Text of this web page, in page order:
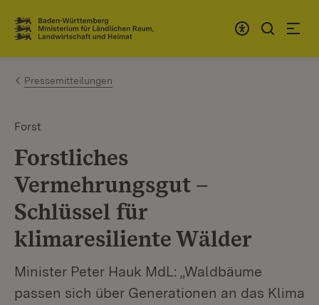
Zum Inhalt springen
Link zur Startseite
Pressemitteilungen
Forst
Forstliches
Vermehrungsgut –
Schlüssel für
klimaresiliente Wälder
Minister Peter Hauk MdL: „Waldbäume
passen sich über Generationen an das Klima